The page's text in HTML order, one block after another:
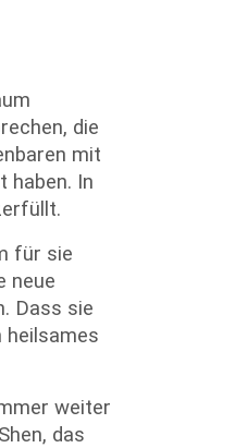
die
mit
haben. In
für sie
neue
Dass sie
heilsames
weiter
das